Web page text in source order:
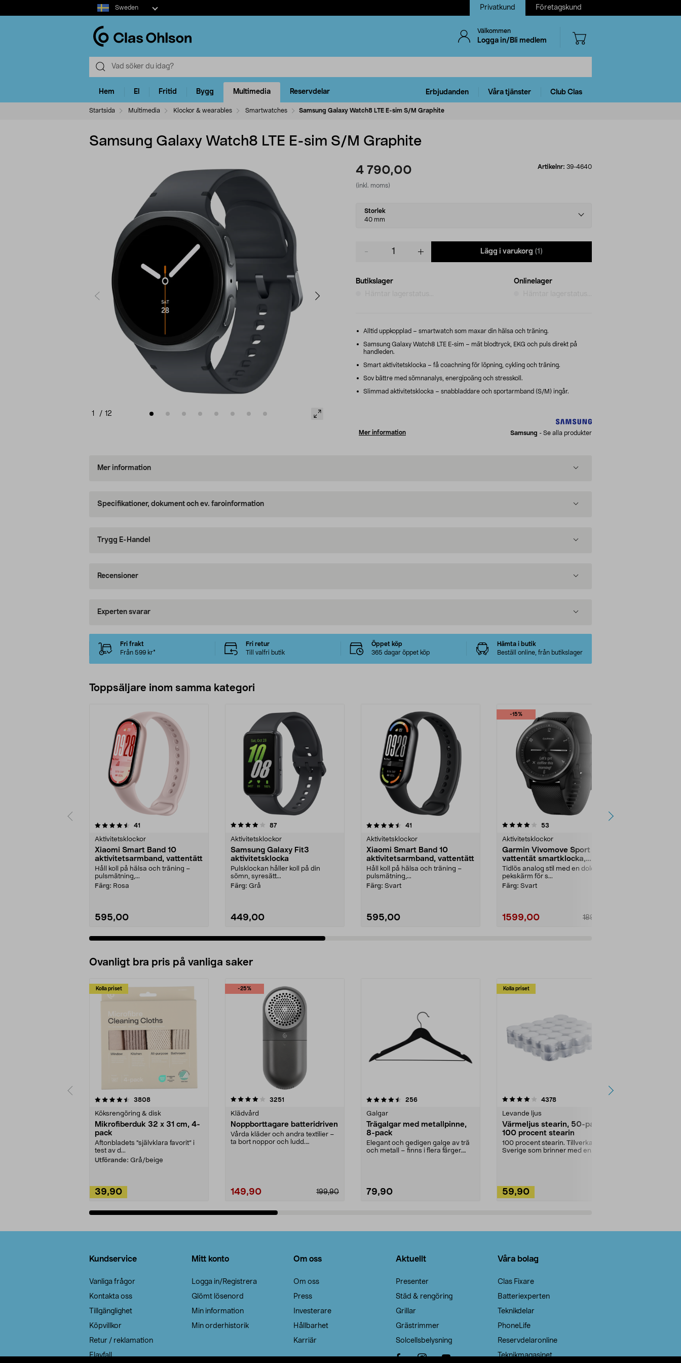
Select
market
Sweden Privatkund Företagskund
Välkommen
Logga in/Bli medlem
Hem El Fritid Bygg Multimedia Reservdelar Erbjudanden Våra tjänster Club Clas
Startsida Multimedia Klockor & wearables Smartwatches Samsung Galaxy Watch8 LTE E-sim S/M Graphite
Samsung Galaxy Watch8 LTE E-sim S/M Graphite
1 / 12
4 790,00
(inkl. moms)
Artikelnr: 39-4640
Select
variant
Storlek
40 mm
Lägg i varukorg (1)
Butikslager
Onlinelager
Alltid uppkopplad – smartwatch som maxar din hälsa och träning.
Samsung Galaxy Watch8 LTE E-sim – mät blodtryck, EKG och puls direkt på
handleden.
Smart aktivitetsklocka – få coachning för löpning, cykling och träning.
Sov bättre med sömnanalys, energipoäng och stresskoll.
Slimmad aktivitetsklocka – snabbladdare och sportarmband (S/M) ingår.
Mer information Samsung - Se alla produkter
Mer information
Specifikationer, dokument och ev. faroinformation
Trygg E-Handel
Recensioner
Experten svarar
Fri frakt
Från 599 kr*
Fri retur
Till valfri butik
Öppet köp
365 dagar öppet köp
Hämta i butik
Beställ online, från butikslager
Toppsäljare inom samma kategori
41
Aktivitetsklockor
Xiaomi Smart Band 10
aktivitetsarmband, vattentätt
Håll koll på hälsa och träning –
pulsmätning,...
Färg: Rosa
595,00
4.0 av 5 stjärnor 87recensioner
Aktivitetsklockor
Samsung Galaxy Fit3
aktivitetsklocka
Pulsklockan håller koll på din
sömn, syresätt...
Färg: Grå
449,00
4.5 av 5 stjärnor 41
Aktivitetsklockor
Xiaomi Smart Band 10
aktivitetsarmband, vattentätt
Håll koll på hälsa och träning –
pulsmätning,...
Färg: Svart
595,00
-15%
4.0 av 5 stjärnor 53
Aktivitetsklockor
Garmin Vivomove Sport
vattentät smartklocka,
silikon
Tidlös analog stil med en dold
pekskärm för s...
Färg: Svart
1599,00 1890,00
4.5 av 5 stjärnor
Ovanligt bra pris på vanliga saker
Kolla priset
3808recensioner
Köksrengöring & disk
Mikrofiberduk 32 x 31 cm, 4-
pack
Aftonbladets "självklara favorit” i
test av d...
Utförande: Grå/beige
39,90
-25%
4.0av 5 stjärnor 3251
Klädvård
Noppborttagare batteridriven
Vårda kläder och andra textilier –
ta bort noppor och ludd.
199,90
149,90
4.5av 5 stjärnor 256recensioner
Galgar
Trägalgar med metallpinne,
8-pack
Elegant och gedigen galge av trä
och metall – finns i flera färger.
79,90
Kolla priset
4.0av 5 stjärnor 4378recensioner
Levande ljus
Värmeljus stearin, 50-pack,
100 procent stearin
100 procent stearin. Tillverkade i
Sverige som brinner med en
59,90
4.5av 5 stjärnor
Kundservice
Vanliga frågor
Kontakta oss
Tillgänglighet
Köpvillkor
Retur / reklamation
Elavfall
Mitt konto
Logga in/Registrera
Glömt lösenord
Min information
Min orderhistorik
Om oss
Om oss
Press
Investerare
Hållbarhet
Karriär
Aktuellt
Presenter
Städ & rengöring
Grillar
Grästrimmer
Solcellsbelysning
Våra bolag
Clas Fixare
Batteriexperten
Teknikdelar
PhoneLife
Reservdelaronline
Teknikmagasinet